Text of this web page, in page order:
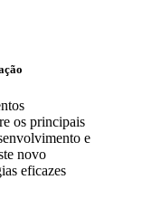
os principais
e
novo
eficazes